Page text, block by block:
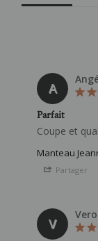
A
Parfait
Coupe et
Manteau
Partager
V
Vero